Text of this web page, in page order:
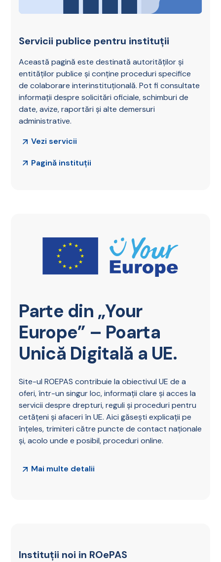
Servicii publice pentru instituții
Această pagină este destinată autorităților și
entităților publice și conține proceduri specifice
de colaborare interinstituțională. Pot fi consultate
informații despre solicitări oficiale, schimburi de
date, avize, raportări și alte demersuri
administrative.
Vezi servicii
Pagină instituții
Parte din „Your
Europe” – Poarta
Unică Digitală a UE.
Site-ul ROEPAS contribuie la obiectivul UE de a
oferi, într-un singur loc, informații clare și acces la
servicii despre drepturi, reguli și proceduri pentru
cetățeni și afaceri în UE. Aici găsești explicații pe
înțeles, trimiteri către puncte de contact naționale
și, acolo unde e posibil, proceduri online.
Mai multe detalii
Instituții noi in ROePAS